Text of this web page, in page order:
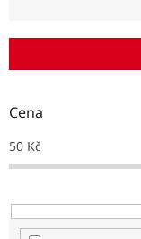
r
d
k
t
Cena
50 Kč